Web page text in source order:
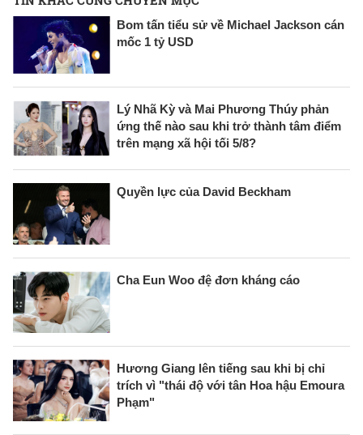
Bom tấn tiểu sử về Michael Jackson cán
mốc 1 tỷ USD
Lý Nhã Kỳ và Mai Phương Thúy phản
ứng thế nào sau khi trở thành tâm điểm
trên mạng xã hội tối 5/8?
Quyền lực của David Beckham
Cha Eun Woo đệ đơn kháng cáo
Hương Giang lên tiếng sau khi bị chỉ
trích vì "thái độ với tân Hoa hậu Emoura
Phạm"